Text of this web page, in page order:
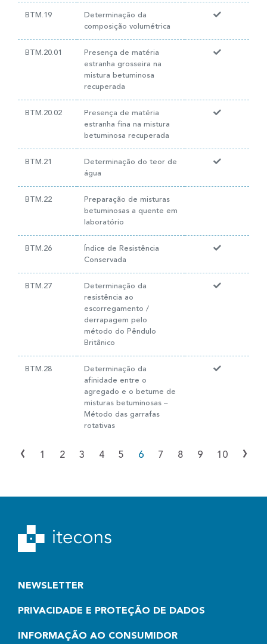
BTM.19
Determinação da
composição volumétrica
BTM.20.01
Presença de matéria
estranha grosseira na
mistura betuminosa
recuperada
BTM.20.02
Presença de matéria
estranha fina na mistura
betuminosa recuperada
BTM.21
Determinação do teor de
água
BTM.22
Preparação de misturas
betuminosas a quente em
laboratório
BTM.26
Índice de Resistência
Conservada
BTM.27
Determinação da
resistência ao
escorregamento /
derrapagem pelo
método do Pêndulo
Britânico
BTM.28
Determinação da
afinidade entre o
agregado e o betume de
misturas betuminosas –
Método das garrafas
rotativas
‹ 1 2 3 4 5 6 7 8 9 10 ›
NEWSLETTER
PRIVACIDADE E PROTEÇÃO DE DADOS
INFORMAÇÃO AO CONSUMIDOR